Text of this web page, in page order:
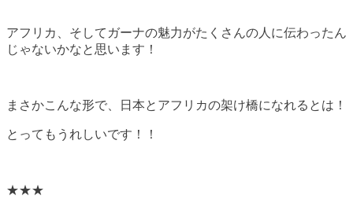
アフリカ、そしてガーナの魅力がたくさんの人に伝わったん
じゃないかなと思います！
まさかこんな形で、日本とアフリカの架け橋になれるとは！
とってもうれしいです！！
★★★